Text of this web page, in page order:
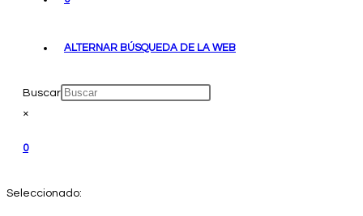
ALTERNAR BÚSQUEDA DE LA WEB
Buscar
×
0
Seleccionado: